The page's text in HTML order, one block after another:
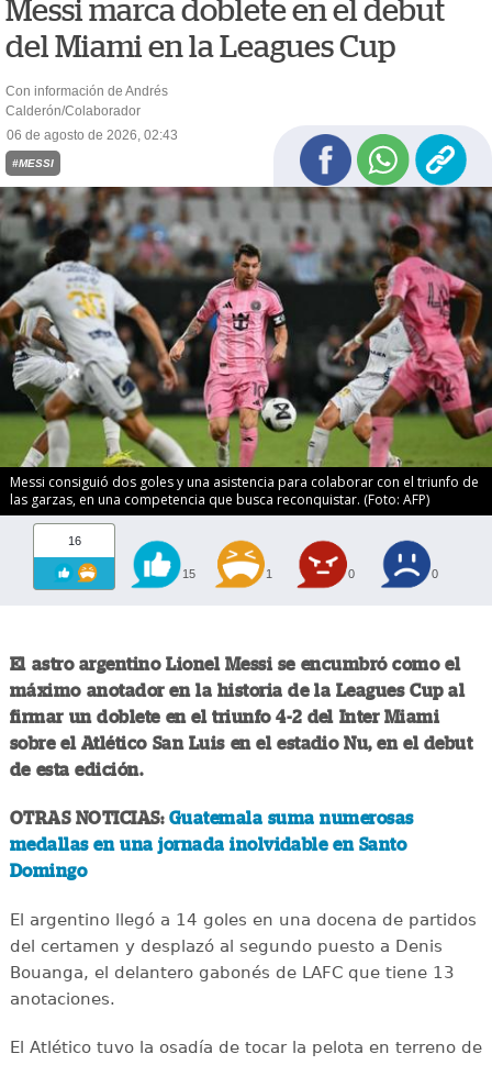
Messi marca doblete en el debut
del Miami en la Leagues Cup
Con información de Andrés
Calderón/Colaborador
06 de agosto de 2026, 02:43
#MESSI
Messi consiguió dos goles y una asistencia para colaborar con el triunfo de
las garzas, en una competencia que busca reconquistar. (Foto: AFP)
16
15 1 0 0
El astro argentino Lionel Messi se encumbró como el
máximo anotador en la historia de la Leagues Cup al
firmar un doblete en el triunfo 4-2 del Inter Miami
sobre el Atlético San Luis en el estadio Nu, en el debut
de esta edición.
OTRAS NOTICIAS: Guatemala suma numerosas
medallas en una jornada inolvidable en Santo
Domingo
El argentino llegó a 14 goles en una docena de partidos
del certamen y desplazó al segundo puesto a Denis
Bouanga, el delantero gabonés de LAFC que tiene 13
anotaciones.
El Atlético tuvo la osadía de tocar la pelota en terreno de